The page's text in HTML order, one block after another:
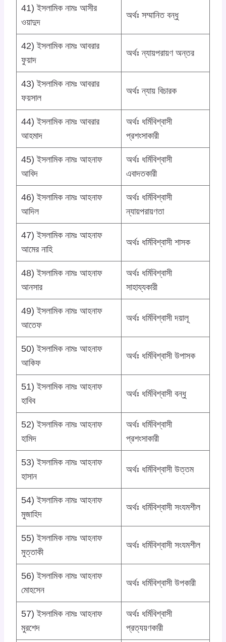
41) ইসলামিক নামঃ আসীর
ওয়াদুদ
অর্থঃ সম্মানিত বন্ধু
42) ইসলামিক নামঃ আবরার
ফুয়াদ
অর্থঃ ন্যায়পরায়ণ অন্তর
43) ইসলামিক নামঃ আবরার
ফয়সাল
অর্থঃ ন্যায় বিচারক
44) ইসলামিক নামঃ আবরার
আহমাদ
অর্থঃ ধর্মিবিশ্বাসী
প্রশংসাকারী
45) ইসলামিক নামঃ আহনাফ
আবিদ
অর্থঃ ধর্মিবিশ্বাসী
এবাদতকারী
46) ইসলামিক নামঃ আহনাফ
আদিল
অর্থঃ ধর্মিবিশ্বাসী
ন্যায়পরায়ণতা
47) ইসলামিক নামঃ আহনাফ
আমের নাহি
অর্থঃ ধর্মিবিশ্বাসী শাসক
48) ইসলামিক নামঃ আহনাফ
আনসার
অর্থঃ ধর্মিবিশ্বাসী
সাহায্যকারী
49) ইসলামিক নামঃ আহনাফ
আতেফ
অর্থঃ ধর্মিবিশ্বাসী দয়ালূ
50) ইসলামিক নামঃ আহনাফ
আকিফ
অর্থঃ ধর্মিবিশ্বাসী উপাসক
51) ইসলামিক নামঃ আহনাফ
হাবিব
অর্থঃ ধর্মিবিশ্বাসী বন্ধু
52) ইসলামিক নামঃ আহনাফ
হামিদ
অর্থঃ ধর্মিবিশ্বাসী
প্রশংসাকারী
53) ইসলামিক নামঃ আহনাফ
হাসান
অর্থঃ ধর্মিবিশ্বাসী উত্তম
54) ইসলামিক নামঃ আহনাফ
মুজাহিদ
অর্থঃ ধর্মিবিশ্বাসী সংযমশীল
55) ইসলামিক নামঃ আহনাফ
মুত্তাকী
অর্থঃ ধর্মিবিশ্বাসী সংযমশীল
56) ইসলামিক নামঃ আহনাফ
মোহসেন
অর্থঃ ধর্মিবিশ্বাসী উপকারী
57) ইসলামিক নামঃ আহনাফ
মুরশেদ
অর্থঃ ধর্মিবিশ্বাসী
প্রত্যয়ণকারী